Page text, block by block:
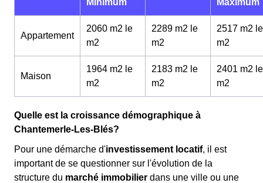
Minimum Maximum
Appartement
2060 m2 le
m2
2289 m2 le
m2
2517 m2 le
m2
Maison
1964 m2 le
m2
2183 m2 le
m2
2401 m2 le
m2
Quelle est la croissance démographique à
Chantemerle-Les-Blés?
Pour une démarche d'investissement locatif, il est
important de se questionner sur l'évolution de la
structure du marché immobilier dans une ville ou une